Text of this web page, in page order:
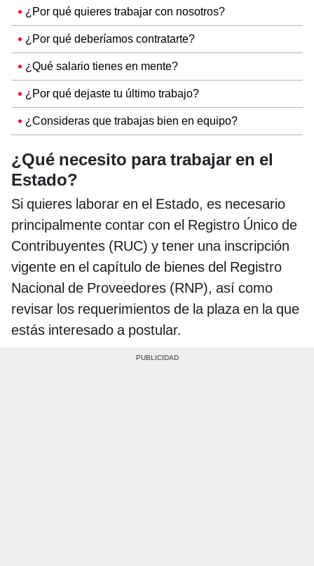
¿Por qué quieres trabajar con nosotros?
¿Por qué deberíamos contratarte?
¿Qué salario tienes en mente?
¿Por qué dejaste tu último trabajo?
¿Consideras que trabajas bien en equipo?
¿Qué necesito para trabajar en el
Estado?
Si quieres laborar en el Estado, es necesario
principalmente contar con el Registro Único de
Contribuyentes (RUC) y tener una inscripción
vigente en el capítulo de bienes del Registro
Nacional de Proveedores (RNP), así como
revisar los requerimientos de la plaza en la que
estás interesado a postular.